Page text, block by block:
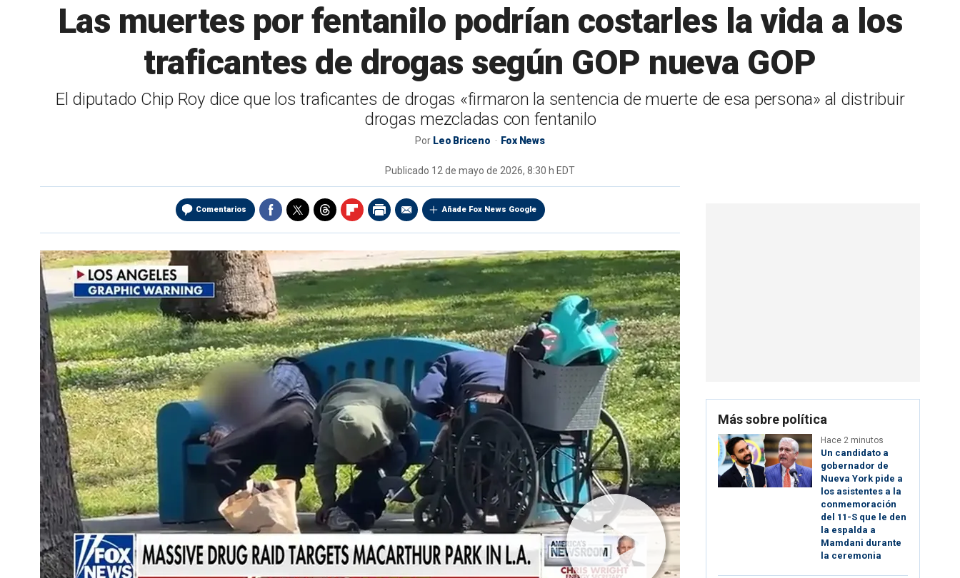
Las muertes por fentanilo podrían costarles la vida a los
traficantes de drogas según GOP nueva GOP
El diputado Chip Roy dice que los traficantes de drogas «firmaron la sentencia de muerte de esa persona» al distribuir
drogas mezcladas con fentanilo
Por Leo Briceno Fox News
Publicado 12 de mayo de 2026, 8:30 h EDT
Comentarios Añade Fox News Google
Más sobre política
Hace 2 minutos
Un candidato a
gobernador de
Nueva York pide a
los asistentes a la
conmemoración
del 11-S que le den
la espalda a
Mamdani durante
la ceremonia